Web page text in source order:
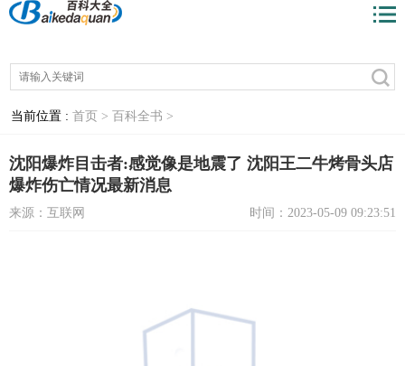
当前位置 : 首页 > 百科全书 >
沈阳爆炸目击者:感觉像是地震了 沈阳王二牛烤骨头店
爆炸伤亡情况最新消息
来源：互联网 时间：2023-05-09 09:23:51